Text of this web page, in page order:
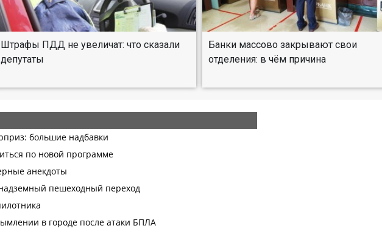
Штрафы ПДД не увеличат: что сказали
депутаты
Банки массово закрывают свои
отделения: в чём причина